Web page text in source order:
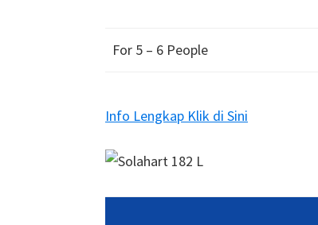
For 5 – 6 People
Info Lengkap Klik di Sini